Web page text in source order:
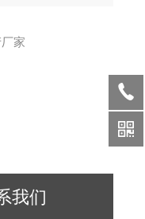
家
我们